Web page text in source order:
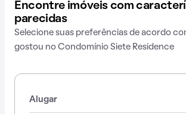
Encontre imóveis com
parecidas
Selecione suas preferências de acordo
gostou no Condomínio Siete Residence
Alugar